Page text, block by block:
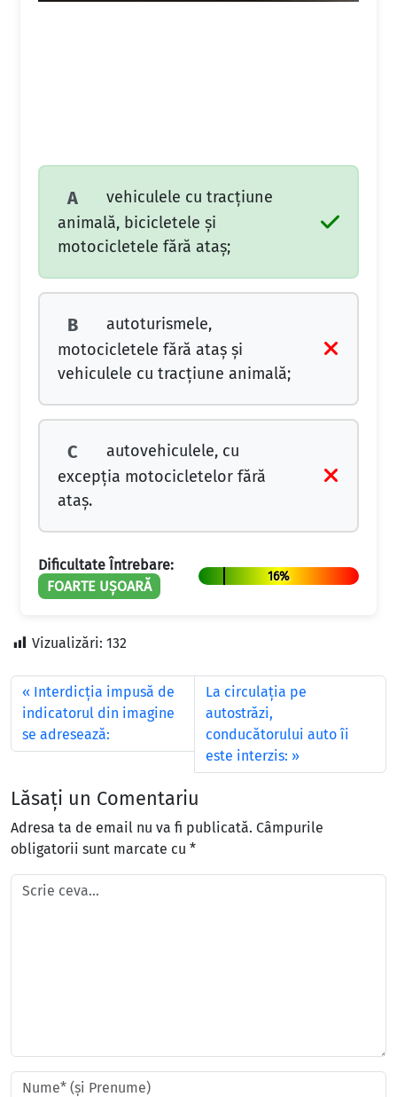
A
vehiculele cu tracțiune
animală, bicicletele și
motocicletele fără ataș;
B
autoturismele,
motocicletele fără ataș și
vehiculele cu tracțiune animală;
C
autovehiculele, cu
excepția motocicletelor fără
ataș.
Dificultate Întrebare:
FOARTE UȘOARĂ
16%
Vizualizări: 132
Interdicţia impusă de
indicatorul din imagine
se adresează:
La circulaţia pe
autostrăzi,
conducătorului auto îi
este interzis:
Lăsați un Comentariu
Adresa ta de email nu va fi publicată. Câmpurile
obligatorii sunt marcate cu *